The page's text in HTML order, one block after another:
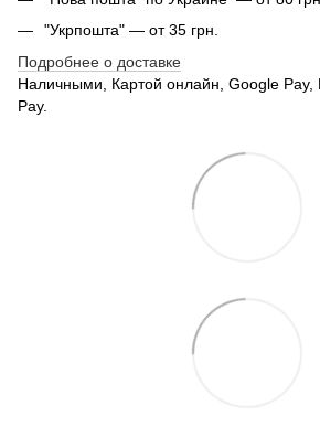
"Укрпошта" — от 35 грн.
Подробнее о доставке
Наличными, Картой онлайн, Google
Pay.